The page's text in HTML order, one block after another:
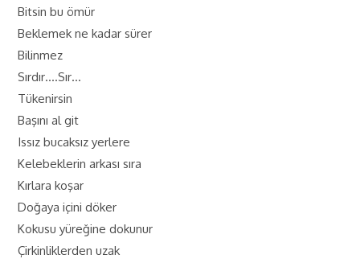
Bitsin bu ömür
Beklemek ne kadar sürer
Bilinmez
Sırdır….Sır…
Tükenirsin
Başını al git
Issız bucaksız yerlere
Kelebeklerin arkası sıra
Kırlara koşar
Doğaya içini döker
Kokusu yüreğine dokunur
Çirkinliklerden uzak